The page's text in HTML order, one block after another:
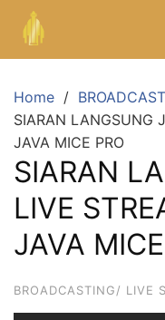
Home
SIARAN LANGSUNG
JAVA MICE PRO
SIARAN
LIVE
JAVA
BROADCASTING/ LIVE